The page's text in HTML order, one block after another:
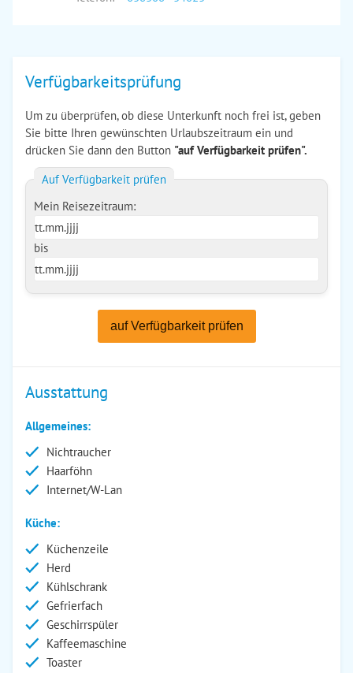
Verfügbarkeitsprüfung
Um zu überprüfen, ob diese Unterkunft noch frei ist, geben
Sie bitte Ihren gewünschten Urlaubszeitraum ein und
drücken Sie dann den Button "auf Verfügbarkeit prüfen".
Auf Verfügbarkeit prüfen
Mein Reisezeitraum:
bis
auf Verfügbarkeit prüfen
Ausstattung
Allgemeines:
Nichtraucher
Haarföhn
Internet/W-Lan
Küche:
Küchenzeile
Herd
Kühlschrank
Gefrierfach
Geschirrspüler
Kaffeemaschine
Toaster